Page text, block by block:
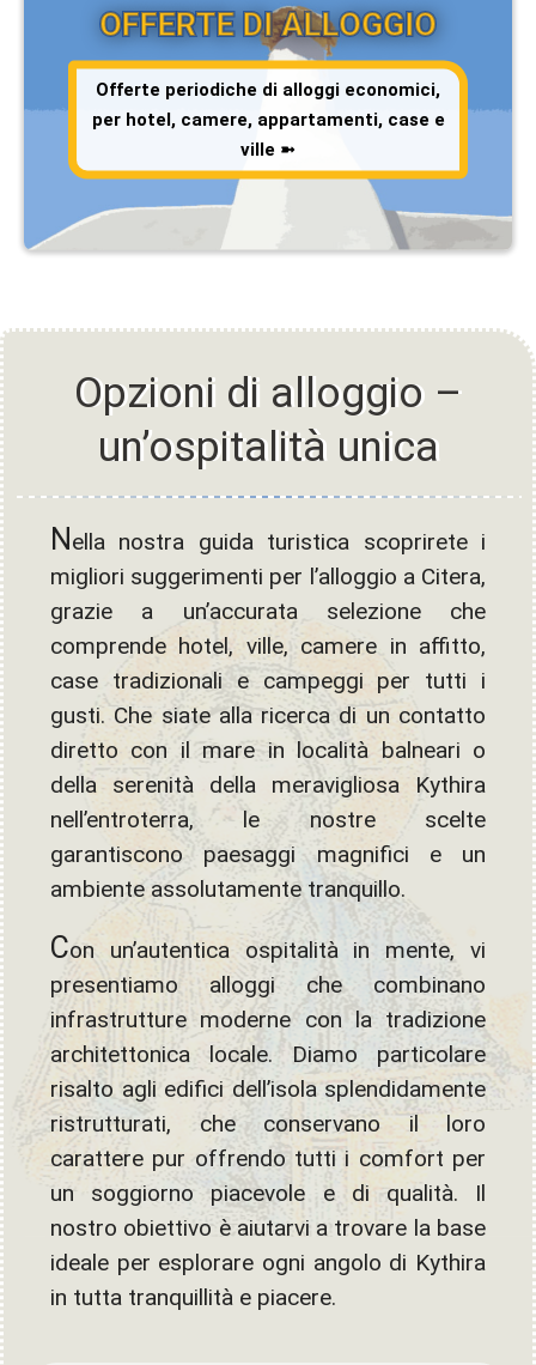
OFFERTE DI ALLOGGIO
Offerte periodiche di alloggi economici,
per hotel, camere, appartamenti, case e
ville ➼
Opzioni di alloggio –
un’ospitalità unica
N ella nostra guida turistica scoprirete i
migliori suggerimenti per l’alloggio a Citera,
grazie a un’accurata selezione che
comprende hotel, ville, camere in affitto,
case tradizionali e campeggi per tutti i
gusti. Che siate alla ricerca di un contatto
diretto con il mare in località balneari o
della serenità della meravigliosa Kythira
nell’entroterra, le nostre scelte
garantiscono paesaggi magnifici e un
ambiente assolutamente tranquillo.
Con un’autentica ospitalità in mente, vi
presentiamo alloggi che combinano
infrastrutture moderne con la tradizione
architettonica locale. Diamo particolare
risalto agli edifici dell’isola splendidamente
ristrutturati, che conservano il loro
carattere pur offrendo tutti i comfort per
un soggiorno piacevole e di qualità. Il
nostro obiettivo è aiutarvi a trovare la base
ideale per esplorare ogni angolo di Kythira
in tutta tranquillità e piacere.